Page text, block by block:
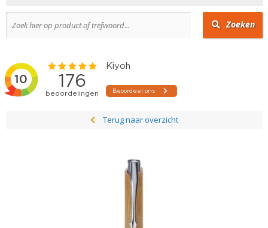
Zoeken
Terug naar overzicht